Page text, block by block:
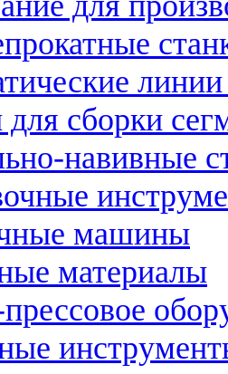
линии
сборки
навивные
машины
материалы